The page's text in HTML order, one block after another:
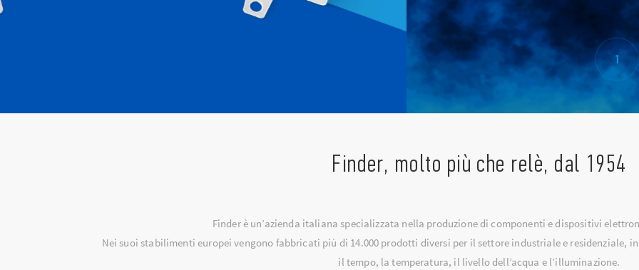
1
Finder, molto più che relè, dal 1954
Finder è un’azienda italiana specializzata nella produzione di componenti e dispositivi
Nei suoi stabilimenti europei vengono fabbricati più di 14.000 prodotti diversi per il settore industriale e residenziale,
il tempo, la temperatura, il livello dell’acqua e l’illuminazione.